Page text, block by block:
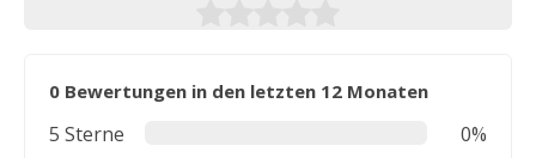
0 Bewertungen in den letzten 12 Monaten
5 Sterne
0%